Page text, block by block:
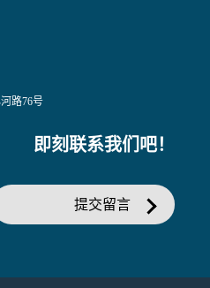
路76号
即刻联系我们吧！
提交留言